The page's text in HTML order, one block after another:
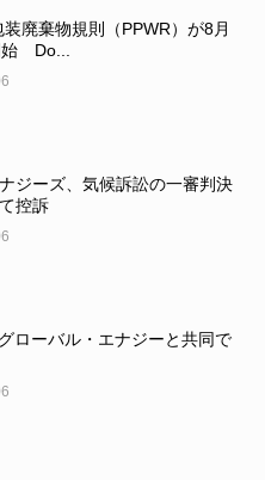
廃棄物規則（PPWR）が8月
Do...
ジーズ、気候訴訟の一審判決
控訴
ローバル・エナジーと共同で